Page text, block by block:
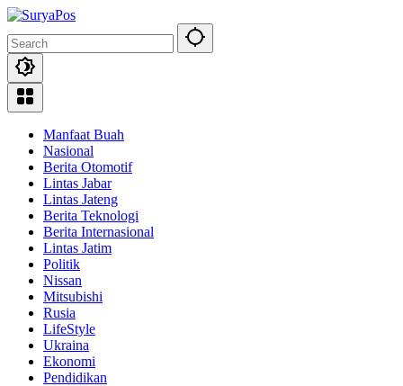
Skip
content
Manfaat Buah
Nasional
Berita Otomotif
Lintas Jabar
Lintas Jateng
Berita Teknologi
Berita Internasional
Lintas Jatim
Politik
Nissan
Mitsubishi
Rusia
LifeStyle
Ukraina
Ekonomi
Pendidikan